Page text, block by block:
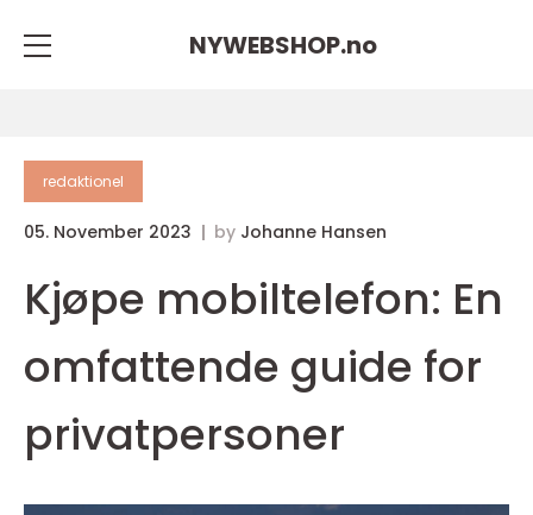
NYWEBSHOP.no
redaktionel
05. November 2023 by Johanne Hansen
Kjøpe mobiltelefon: En
omfattende guide for
privatpersoner